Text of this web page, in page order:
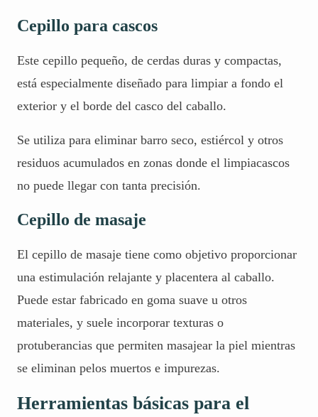
Cepillo para cascos
Este cepillo pequeño, de cerdas duras y compactas,
está especialmente diseñado para limpiar a fondo el
exterior y el borde del casco del caballo.
Se utiliza para eliminar barro seco, estiércol y otros
residuos acumulados en zonas donde el limpiacascos
no puede llegar con tanta precisión.
Cepillo de masaje
El cepillo de masaje tiene como objetivo proporcionar
una estimulación relajante y placentera al caballo.
Puede estar fabricado en goma suave u otros
materiales, y suele incorporar texturas o
protuberancias que permiten masajear la piel mientras
se eliminan pelos muertos e impurezas.
Herramientas básicas para el